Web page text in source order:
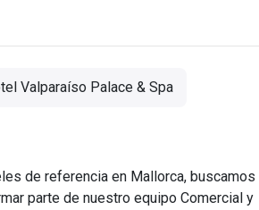
Valparaíso Palace & Spa
de referencia en Mallorca, buscamos
parte de nuestro equipo Comercial y